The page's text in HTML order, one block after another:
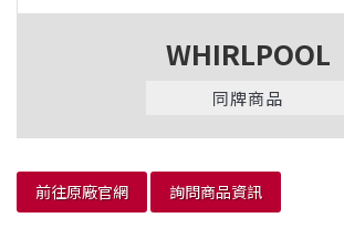
WHIRLPOOL
同牌商品
前往原廠官網 詢問商品資訊